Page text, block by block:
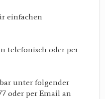
einfachen
telefonisch oder per
unter folgender
oder per Email an